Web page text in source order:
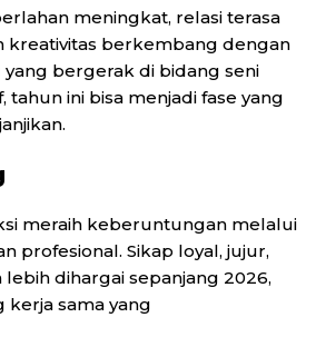
meningkat, relasi terasa
kreativitas berkembang dengan
yang bergerak di bidang seni
tahun ini bisa menjadi fase yang
meraih keberuntungan melalui
profesional. Sikap loyal, jujur,
dihargai sepanjang 2026,
sama yang